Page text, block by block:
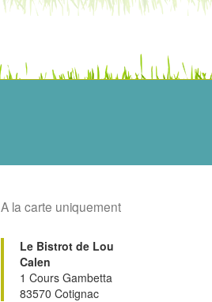
A la carte uniquement
Le Bistrot de Lou
Calen
1 Cours Gambetta
83570 Cotignac